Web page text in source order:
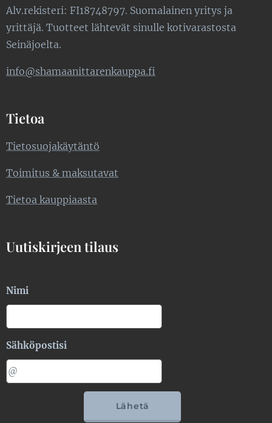
Alv.rekisteri: FI18748797. Suomalainen yritys ja
yrittäjä. Tuotteet lähtevät sinulle kotivarastosta
Seinäjoelta.
info@shamaanittarenkauppa.fi
Tietoa
Tietosuojakäytäntö
Toimitus & maksutavat
Tietoa kauppiaasta
Uutiskirjeen tilaus
Nimi
Sähköpostisi
Lähetä